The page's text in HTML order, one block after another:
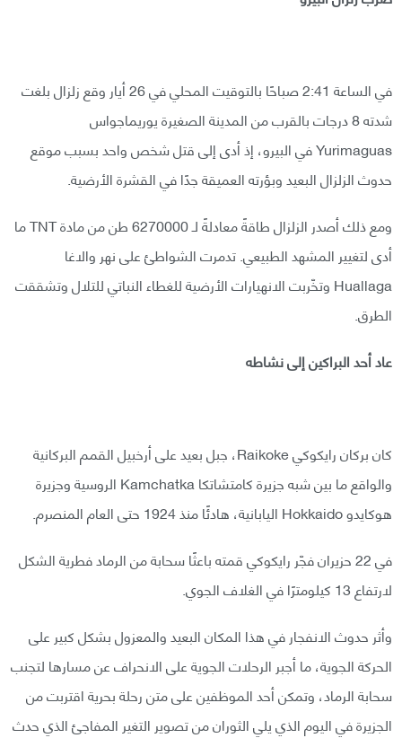
في الساعة 2:41 صباحًا بالتوقيت المحلي في 26 أيار وقع زلزال بلغت
شدته 8 درجات بالقرب من المدينة الصغيرة يوريماجواس
Yurimaguas في البيرو، إذ أدى إلى قتل شخص واحد بسبب موقع
حدوث الزلزال البعيد وبؤرته العميقة جدًا في القشرة الأرضية.
ومع ذلك أصدر الزلزال طاقةً معادلةً لـ 6270000 طن من مادة TNT ما
أدى لتغيير المشهد الطبيعي. تدمرت الشواطئ على نهر والاغا
Huallaga وتخّربت الانهيارات الأرضية للغطاء النباتي للتلال وتشققت
الطرق.
عاد أحد البراكين إلى نشاطه
كان بركان رايكوكي Raikoke، جبل بعيد على أرخبيل القمم البركانية
والواقع ما بين شبه جزيرة كامتشاتكا Kamchatka الروسية وجزيرة
هوكايدو Hokkaido اليابانية، هادئًا منذ 1924 حتى العام المنصرم.
في 22 حزيران فجّر رايكوكي قمته باعثًا سحابة من الرماد فطرية الشكل
لارتفاع 13 كيلومترًا في الغلاف الجوي.
وأثر حدوث الانفجار في هذا المكان البعيد والمعزول بشكل كبير على
الحركة الجوية، ما أجبر الرحلات الجوية على الانحراف عن مسارها لتجنب
سحابة الرماد، وتمكن أحد الموظفين على متن رحلة بحرية اقتربت من
الجزيرة في اليوم الذي يلي الثوران من تصوير التغير المفاجئ الذي حدث